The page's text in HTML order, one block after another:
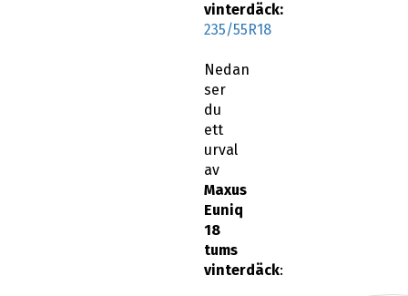
vinterdäck:
235/55R18
Nedan
ser
du
ett
urval
av
Maxus
Euniq
18
tums
vinterdäck: